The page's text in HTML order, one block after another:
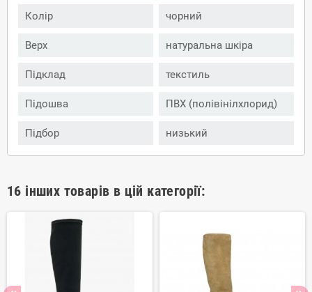
Колір чорний
Верх натуральна шкіра
Підклад текстиль
Підошва ПВХ (полівінілхлорид)
Підбор низький
16 інших товарів в цій категорії: